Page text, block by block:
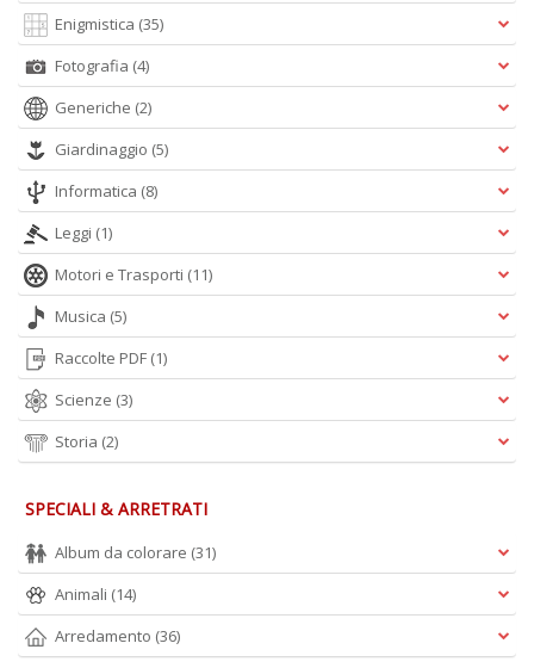
Enigmistica (35)
Fotografia (4)
Generiche (2)
Giardinaggio (5)
Informatica (8)
Leggi (1)
Motori e Trasporti (11)
Musica (5)
Raccolte PDF (1)
Scienze (3)
Storia (2)
SPECIALI & ARRETRATI
Album da colorare (31)
Animali (14)
Arredamento (36)